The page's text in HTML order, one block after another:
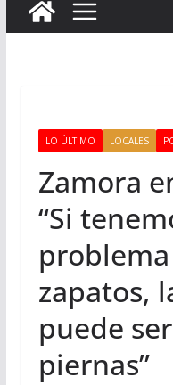
LO ÚLTIMO LOCALES
Zamora
“Si
zapatos,
puede
piernas”